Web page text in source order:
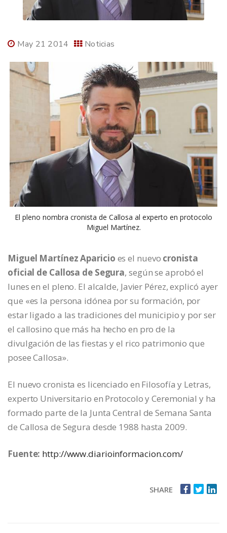
May 21 2014 Noticias
El pleno nombra cronista de Callosa al experto en protocolo
Miguel Martínez.
Miguel Martínez Aparicio es el nuevo cronista
oficial de Callosa de Segura, según se aprobó el
lunes en el pleno. El alcalde, Javier Pérez, explicó ayer
que «es la persona idónea por su formación, por
estar ligado a las tradiciones del municipio y por ser
el callosino que más ha hecho en pro de la
divulgación de las fiestas y el rico patrimonio que
posee Callosa».
El nuevo cronista es licenciado en Filosofía y Letras,
experto Universitario en Protocolo y Ceremonial y ha
formado parte de la Junta Central de Semana Santa
de Callosa de Segura desde 1988 hasta 2009.
Fuente: http://www.diarioinformacion.com/
SHARE